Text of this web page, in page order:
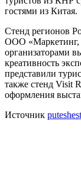
гостями из Китая.
Стенд регионов
ООО «Маркетинг,
организаторами
креативность
представили
также стенд Visit
оформления
Источник